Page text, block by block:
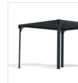
Carports
Tipps
und
Ideen
Versandoptionen